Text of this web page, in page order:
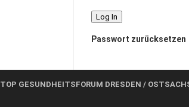
Passwort zurücksetzen
TOP GESUNDHEITSFORUM DRESDEN /